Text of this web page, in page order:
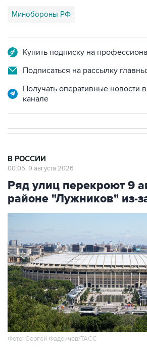
Минобороны РФ
Купить подписку на
Подписаться на рассылку
Получать оперативные новости
канале
В РОССИИ
00:05, 9 августа 2026
Ряд улиц перекроют 9
районе "Лужников" из-
Фото: Сергей Фадеичев/ТАСС